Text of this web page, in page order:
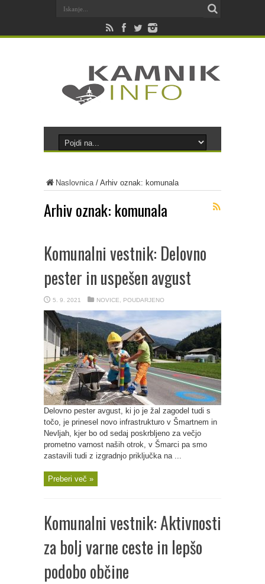
Naslovnica/ Arhiv oznak: komunala
Arhiv oznak: komunala
Komunalni vestnik: Delovno
pester in uspešen avgust
5. 9. 2021 NOVICE POUDARJENO
Delovno pester avgust, ki jo je žal zagodel tudi s
točo, je prinesel novo infrastrukturo v Šmartnem in
Nevljah, kjer bo od sedaj poskrbljeno za večjo
prometno varnost naših otrok, v Šmarci pa smo
zastavili tudi z izgradnjo priključka na ...
Preberi več »
Komunalni vestnik: Aktivnosti
za bolj varne ceste in lepšo
podobo občine